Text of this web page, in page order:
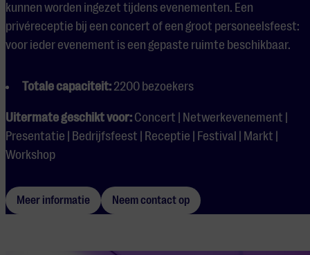
kunnen worden ingezet tijdens evenementen. Een
privéreceptie bij een concert of een groot personeelsfeest:
voor ieder evenement is een gepaste ruimte beschikbaar.
Totale capaciteit: 2200 bezoekers
Uitermate geschikt voor: Concert | Netwerkevenement |
Presentatie | Bedrijfsfeest | Receptie | Festival | Markt |
Workshop
Meer informatie Neem contact op